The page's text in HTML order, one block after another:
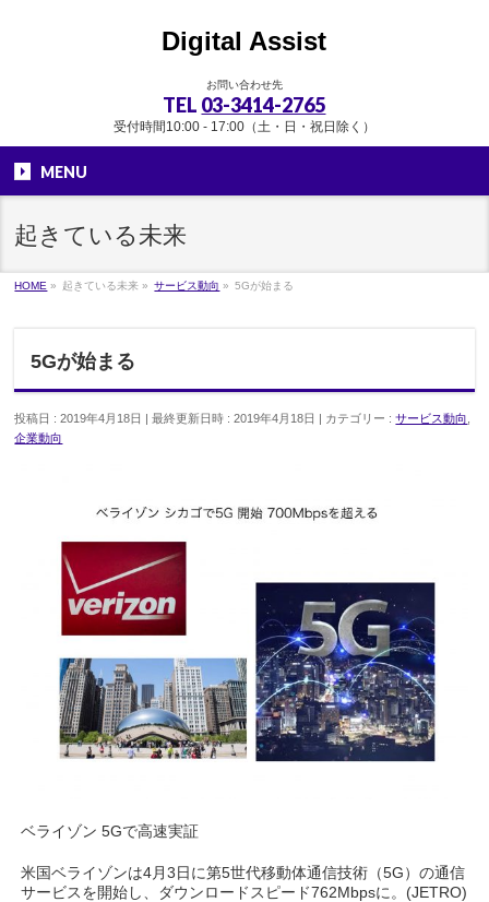
Digital Assist
お問い合わせ先
TEL 03-3414-2765
受付時間10:00 - 17:00（土・日・祝日除く）
MENU
起きている未来
HOME » 起きている未来 » サービス動向 » 5Gが始まる
5Gが始まる
投稿日 : 2019年4月18日 最終更新日時 : 2019年4月18日 カテゴリー :サービス動向
企業動向
ベライゾン 5Gで高速実証
米国ベライゾンは4月3日に第5世代移動体通信技術（5G）の通信
サービスを開始し、ダウンロードスピード762Mbpsに。(JETRO)